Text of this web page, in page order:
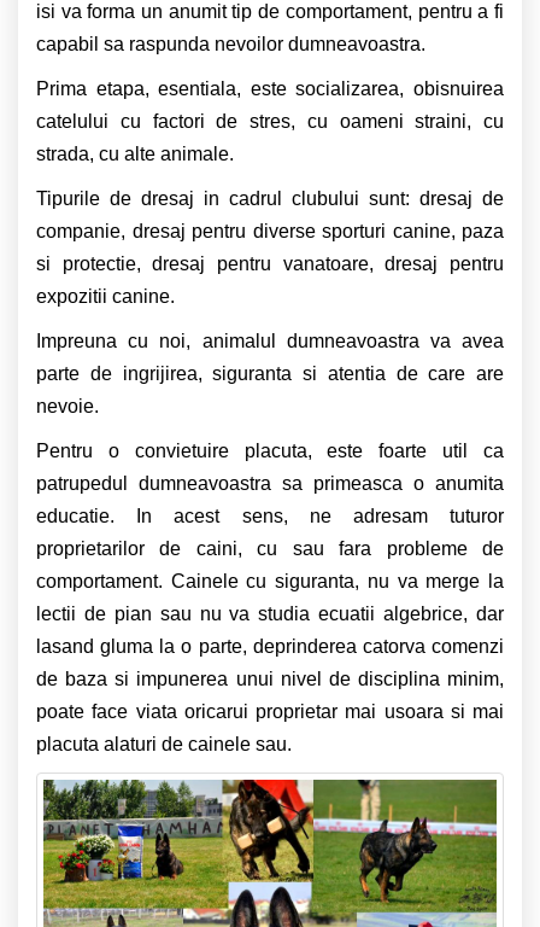
isi va forma un anumit tip de comportament, pentru a fi
capabil sa raspunda nevoilor dumneavoastra.
Prima etapa, esentiala, este socializarea, obisnuirea
catelului cu factori de stres, cu oameni straini, cu
strada, cu alte animale.
Tipurile de dresaj in cadrul clubului sunt: dresaj de
companie, dresaj pentru diverse sporturi canine, paza
si protectie, dresaj pentru vanatoare, dresaj pentru
expozitii canine.
Impreuna cu noi, animalul dumneavoastra va avea
parte de ingrijirea, siguranta si atentia de care are
nevoie.
Pentru o convietuire placuta, este foarte util ca
patrupedul dumneavoastra sa primeasca o anumita
educatie. In acest sens, ne adresam tuturor
proprietarilor de caini, cu sau fara probleme de
comportament. Cainele cu siguranta, nu va merge la
lectii de pian sau nu va studia ecuatii algebrice, dar
lasand gluma la o parte, deprinderea catorva comenzi
de baza si impunerea unui nivel de disciplina minim,
poate face viata oricarui proprietar mai usoara si mai
placuta alaturi de cainele sau.